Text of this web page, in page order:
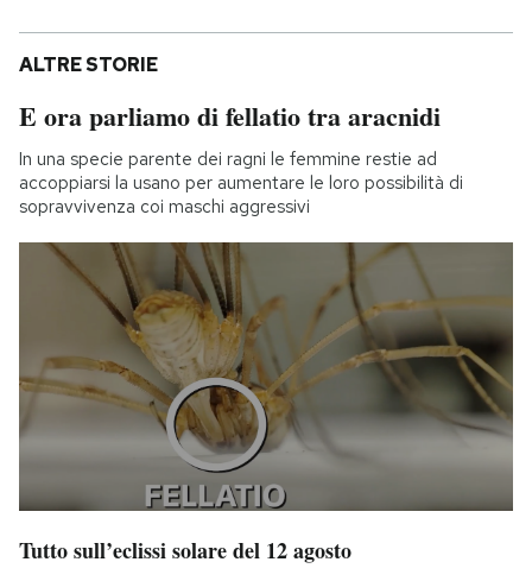
ALTRE STORIE
E ora parliamo di fellatio tra aracnidi
In una specie parente dei ragni le femmine restie ad
accoppiarsi la usano per aumentare le loro possibilità di
sopravvivenza coi maschi aggressivi
Tutto sull’eclissi solare del 12 agosto